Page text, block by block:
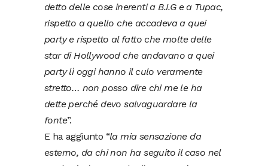
detto delle cose inerenti a B.I.G e a Tupac,
rispetto a quello che accadeva a quei
party e rispetto al fatto che molte delle
star di Hollywood che andavano a quei
party lì oggi hanno il culo veramente
stretto… non posso dire chi me le ha
dette perché devo salvaguardare la
fonte”.
E ha aggiunto “la mia sensazione da
esterno, da chi non ha seguito il caso nel